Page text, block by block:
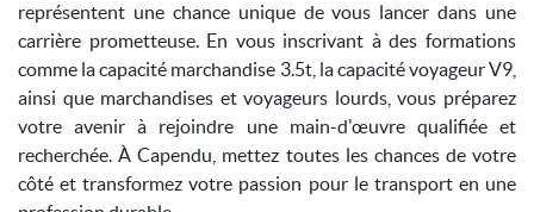
représentent une chance unique de vous lancer dans une
carrière prometteuse. En vous inscrivant à des formations
comme la capacité marchandise 3.5t, la capacité voyageur V9,
ainsi que marchandises et voyageurs lourds, vous préparez
votre avenir à rejoindre une main-d'œuvre qualifiée et
recherchée. À Capendu, mettez toutes les chances de votre
côté et transformez votre passion pour le transport en une